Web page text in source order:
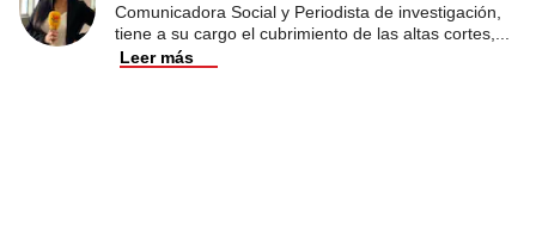
Comunicadora Social y Periodista de investigación,
tiene a su cargo el cubrimiento de las altas cortes,
Leer más